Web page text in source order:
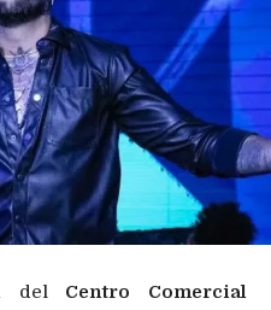
del Centro Comercial